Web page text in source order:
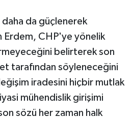
da güçlenerek
Erdem, CHP'ye yönelik
belirterek son
tarafından söyleneceğini
iradesini hiçbir mutlak
mühendislik girişimi
sözü her zaman halk